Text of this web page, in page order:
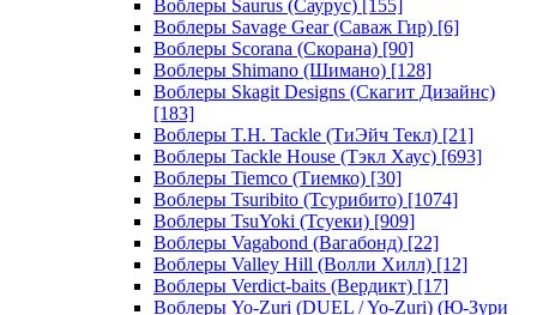
Воблеры Saurus (Саурус) [155]
Воблеры Savage Gear (Саваж Гир) [6]
Воблеры Scorana (Скорана) [90]
Воблеры Shimano (Шимано) [128]
Воблеры Skagit Designs (Скагит Дизайнс)
[183]
Воблеры T.H. Tackle (ТиЭйч Текл) [21]
Воблеры Tackle House (Тэкл Хаус) [693]
Воблеры Tiemco (Тиемко) [30]
Воблеры Tsuribito (Тсурибито) [1074]
Воблеры TsuYoki (Тсуеки) [909]
Воблеры Vagabond (Вагабонд) [22]
Воблеры Valley Hill (Волли Хилл) [12]
Воблеры Verdict-baits (Вердикт) [17]
Воблеры Yo-Zuri (DUEL / Yo-Zuri) (Ю-Зури